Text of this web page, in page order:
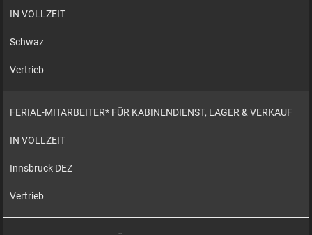
IN VOLLZEIT
Schwaz
Vertrieb
FERIAL-MITARBEITER* FÜR KABINENDIENST, LAGER & VERKAUF
IN VOLLZEIT
Innsbruck DEZ
Vertrieb